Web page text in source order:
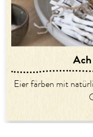
Eier färben mit